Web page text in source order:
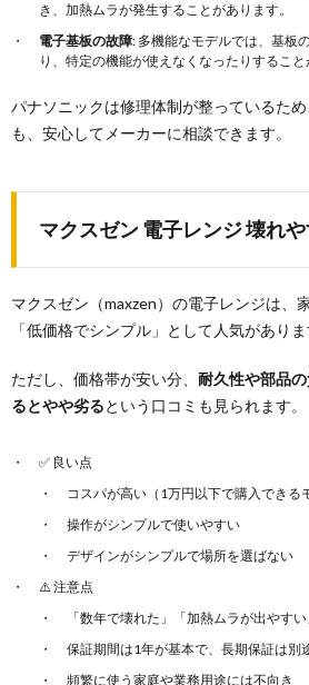
き、加熱ムラが発生することがあります。
電子基板の故障: 多機能なモデルでは、基板
り、特定の機能が使えなくなったりすること
パナソニックは修理体制が整っているた
も、安心してメーカーに相談できます。
マクスゼン 電子レンジ 壊れや
マクスゼン（maxzen）の電子レンジは、
「低価格でシンプル」として人気がありま
ただし、価格帯が安い分、 耐久性や部品
るとやや劣るという口コミも見られます。
✅ 良い点
コスパが高い（1万円以下で購入できる
操作がシンプルで使いやすい
デザインがシンプルで場所を選ばない
⚠️ 注意点
「数年で壊れた」「加熱ムラが出やす
保証期間は1年が基本で、長期保証は別
頻繁に使う家庭や業務用途には不向き